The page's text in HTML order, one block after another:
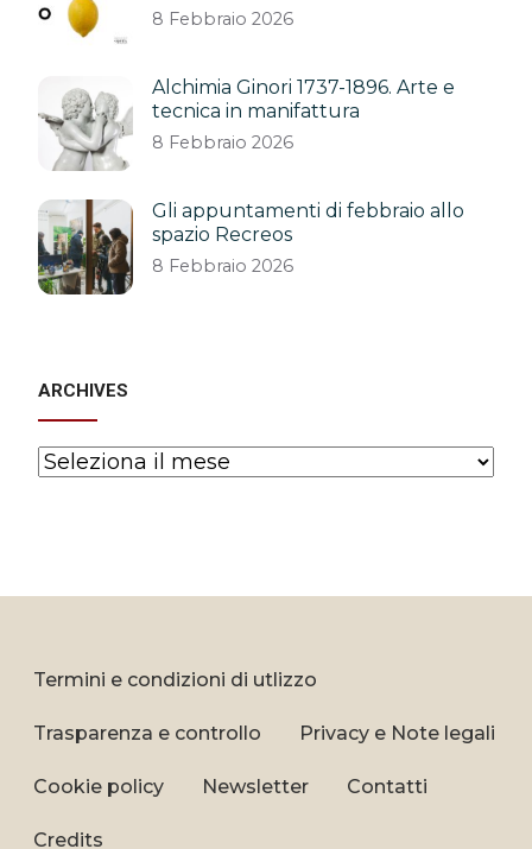
8 Febbraio 2026
Alchimia Ginori 1737-1896. Arte e
tecnica in manifattura
8 Febbraio 2026
Gli appuntamenti di febbraio allo
spazio Recreos
8 Febbraio 2026
ARCHIVES
Archives
Termini e condizioni di utlizzo
Trasparenza e controllo Privacy e Note legali
Cookie policy Newsletter Contatti
Credits